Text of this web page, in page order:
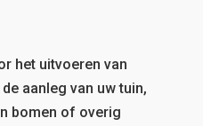
het uitvoeren van
aanleg van uw tuin,
bomen of overig